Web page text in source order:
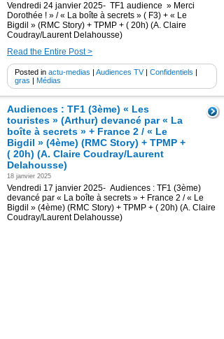
Vendredi 24 janvier 2025- TF1 audience » Merci
Dorothée ! » / « La boîte à secrets » ( F3) + « Le
Bigdil » (RMC Story) + TPMP + ( 20h) (A. Claire
Coudray/Laurent Delahousse)
Read the Entire Post >
Posted in actu-medias | Audiences TV| Confidentiels |
gras | Médias
Audiences : TF1 (3ème) « Les
touristes » (Arthur) devancé par « La
boîte à secrets » + France 2 / « Le
Bigdil » (4ème) (RMC Story) + TPMP +
( 20h) (A. Claire Coudray/Laurent
Delahousse)
18 janvier 2025
Vendredi 17 janvier 2025- Audiences : TF1 (3ème)
devancé par « La boîte à secrets » + France 2 / « Le
Bigdil » (4ème) (RMC Story) + TPMP + ( 20h) (A. Claire
Coudray/Laurent Delahousse)